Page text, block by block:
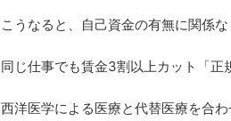
こうなると、自己資金の有無に関係
同じ仕事でも賃金3割以上カット「
西洋医学による医療と代替医療を合